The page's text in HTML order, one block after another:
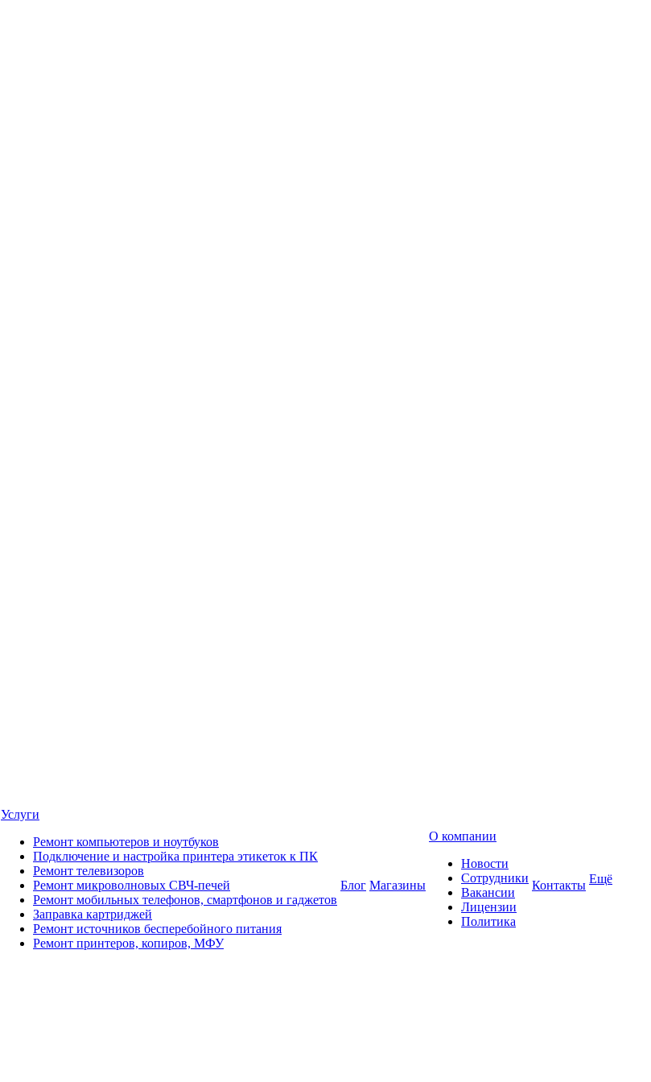
Услуги
Ремонт компьютеров и ноутбуков
Подключение и настройка принтера этикеток к ПК
Ремонт телевизоров
Ремонт микроволновых СВЧ-печей
Ремонт мобильных телефонов, смартфонов и гаджетов
Заправка картриджей
Ремонт источников бесперебойного питания
Ремонт принтеров, копиров, МФУ
Блог Магазины
О компании
Новости
Сотрудники
Вакансии
Лицензии
Политика
Контакты Ещё